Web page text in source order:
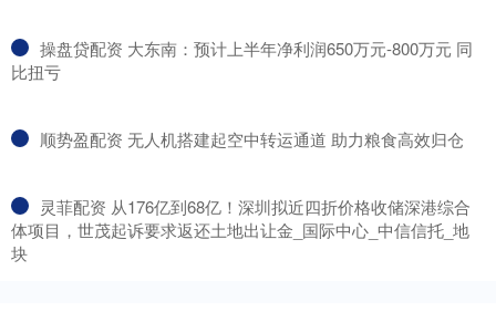
​操盘贷配资 大东南：预计上半年净利润650万元-800万元 同
比扭亏
​顺势盈配资 无人机搭建起空中转运通道 助力粮食高效归仓
​灵菲配资 从176亿到68亿！深圳拟近四折价格收储深港综合
体项目，世茂起诉要求返还土地出让金_国际中心_中信信托_地
块